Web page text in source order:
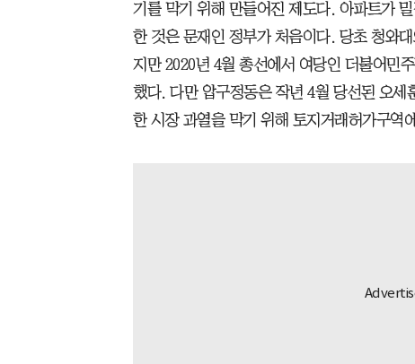
기를 막기 위해 만들어진 제도다. 아파트가
한 것은 문재인 정부가 처음이다. 당초 청와
지만 2020년 4월 총선에서 여당인 더불어민
했다. 다만 압구정동은 작년 4월 당선된 오세
한 시장 과열을 막기 위해 토지거래허가구역